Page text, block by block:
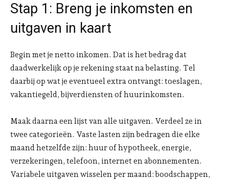
Stap 1: Breng je inkomsten en
uitgaven in kaart
Begin met je netto inkomen. Dat is het bedrag dat
daadwerkelijk op je rekening staat na belasting. Tel
daarbij op wat je eventueel extra ontvangt: toeslagen,
vakantiegeld, bijverdiensten of huurinkomsten.
Maak daarna een lijst van alle uitgaven. Verdeel ze in
twee categorieën. Vaste lasten zijn bedragen die elke
maand hetzelfde zijn: huur of hypotheek, energie,
verzekeringen, telefoon, internet en abonnementen.
Variabele uitgaven wisselen per maand: boodschappen,